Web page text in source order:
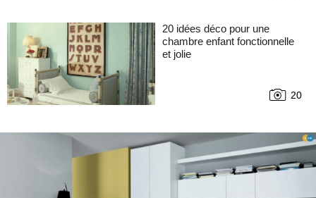
20 idées déco pour une
chambre enfant fonctionnelle
et jolie
20